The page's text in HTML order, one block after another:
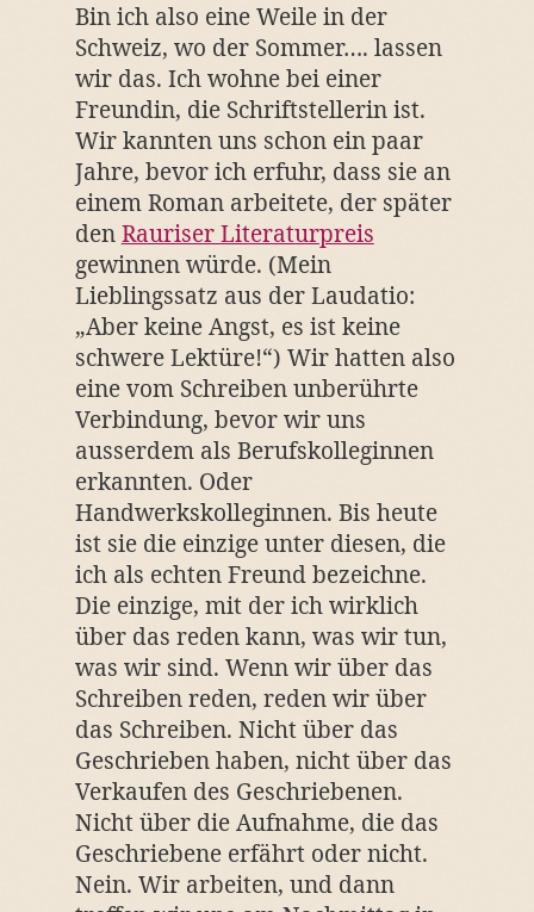
Bin ich also eine Weile in der
Schweiz, wo der Sommer…. lassen
wir das. Ich wohne bei einer
Freundin, die Schriftstellerin ist.
Wir kannten uns schon ein paar
Jahre, bevor ich erfuhr, dass sie an
einem Roman arbeitete, der später
denRauriser Literaturpreis
gewinnen würde. (Mein
Lieblingssatz aus der Laudatio:
„Aber keine Angst, es ist keine
schwere Lektüre!“) Wir hatten also
eine vom Schreiben unberührte
Verbindung, bevor wir uns
ausserdem als Berufskolleginnen
erkannten. Oder
Handwerkskolleginnen. Bis heute
ist sie die einzige unter diesen, die
ich als echten Freund bezeichne.
Die einzige, mit der ich wirklich
über das reden kann, was wir tun,
was wir sind. Wenn wir über das
Schreiben reden, reden wir über
das Schreiben. Nicht über das
Geschrieben haben, nicht über das
Verkaufen des Geschriebenen.
Nicht über die Aufnahme, die das
Geschriebene erfährt oder nicht.
Nein. Wir arbeiten, und dann